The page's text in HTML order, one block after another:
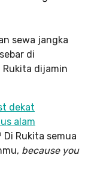
sewa jangka
di
dijamin
dekat
alam
Di Rukita semua
because you